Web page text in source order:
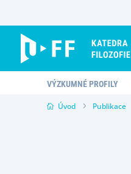
VÝZKUMNÉ PROFILY
Úvod Publikace